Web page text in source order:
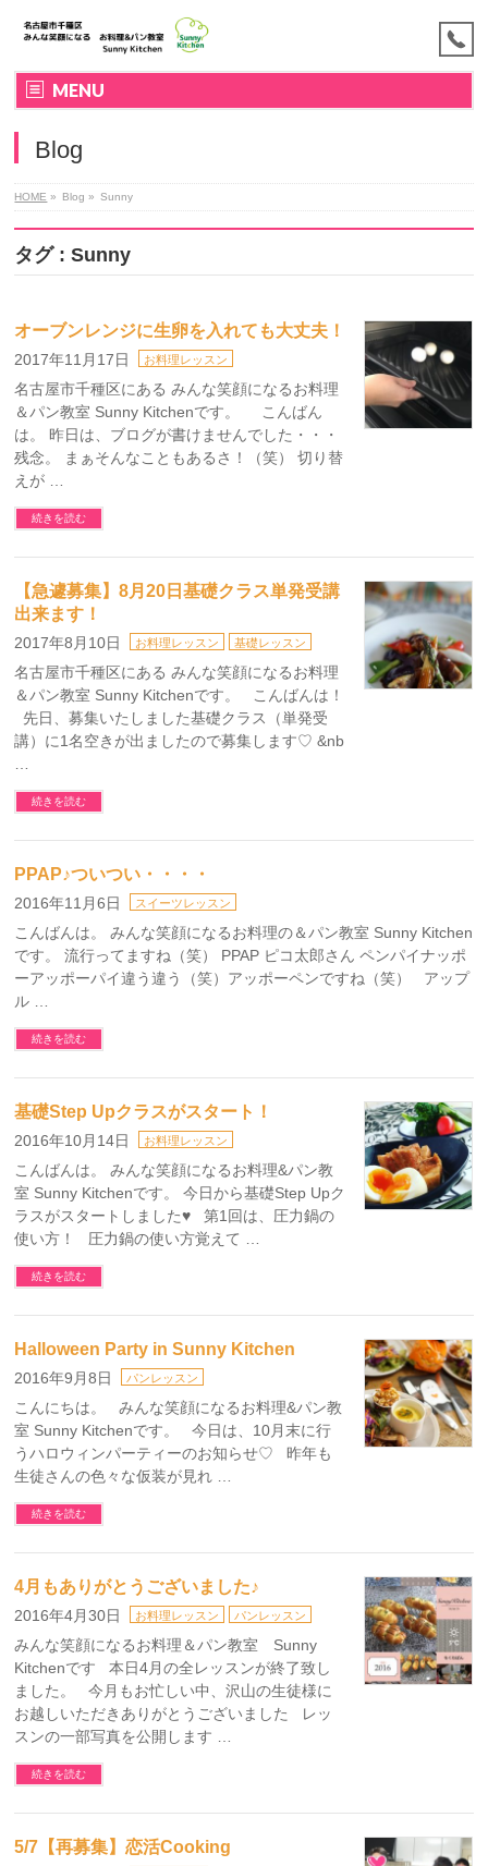
MENU
Blog
HOME » Blog » Sunny
タグ : Sunny
オーブンレンジに生卵を入れても大丈夫！
2017年11月17日 お料理レッスン
名古屋市千種区にある みんな笑顔になるお料理
＆パン教室 Sunny Kitchenです。 こんばん
は。 昨日は、ブログが書けませんでした・・・
残念。 まぁそんなこともあるさ！（笑） 切り替
えが …
続きを読む
【急遽募集】8月20日基礎クラス単発受講
出来ます！
2017年8月10日 お料理レッスン 基礎レッスン
名古屋市千種区にある みんな笑顔になるお料理
＆パン教室 Sunny Kitchenです。 こんばんは！
先日、募集いたしました基礎クラス（単発受
講）に1名空きが出ましたので募集します♡ &nb
続きを読む
PPAP♪ついつい・・・・
2016年11月6日 スイーツレッスン
こんばんは。 みんな笑顔になるお料理の＆パン教室 Sunny Kitchen
です。 流行ってますね（笑） PPAP ピコ太郎さん ペンパイナッポ
ーアッポーパイ違う違う（笑）アッポーペンですね（笑） アップ
ル …
続きを読む
基礎Step Upクラスがスタート！
2016年10月14日 お料理レッスン
こんばんは。 みんな笑顔になるお料理&パン教
室 Sunny Kitchenです。 今日から基礎Step Upク
ラスがスタートしました♥ 第1回は、圧力鍋の
使い方！ 圧力鍋の使い方覚えて …
続きを読む
Halloween Party in Sunny Kitchen
2016年9月8日 パンレッスン
こんにちは。 みんな笑顔になるお料理&パン教
室 Sunny Kitchenです。 今日は、10月末に行
うハロウィンパーティーのお知らせ♡ 昨年も
生徒さんの色々な仮装が見れ …
続きを読む
4月もありがとうございました♪
2016年4月30日 お料理レッスン パンレッスン
みんな笑顔になるお料理＆パン教室 Sunny
Kitchenです 本日4月の全レッスンが終了致し
ました。 今月もお忙しい中、沢山の生徒様に
お越しいただきありがとうございました レッ
スンの一部写真を公開します …
続きを読む
5/7【再募集】恋活Cooking